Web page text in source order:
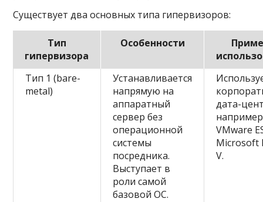
Существует два основных типа гипервизоров:
Тип
гипервизора
Особенности
Тип 1 (bare-
metal)
Устанавливается
напрямую на
аппаратный
сервер без
операционной
системы
посредника.
Выступает в
роли самой
базовой ОС.
дата-
например
VMware
Microsoft
V.